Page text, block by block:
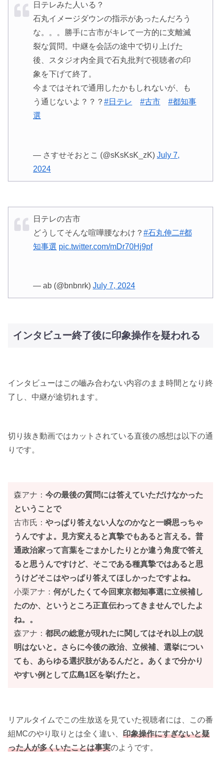
日テレみた人いる？
石丸イメージダウンの指示があったんだろう
な。。。勝手に古市がキレて一方的に支離滅
裂な質問。中継を会話の途中で切り上げた
後、スタジオ内全員で石丸批判で視聴者の印
象を下げて終了。
今まではそれで通用したかもしれないが、も
う通じないよ？？？ #日テレ #古市
#都知事
選
— さすせそおとこ (@sKsKsK_zK) July 7,
2024
日テレの古市
どうしてそんな喧嘩腰なわけ？ #石丸伸二#都
知事選 pic.twitter.com/mDr70Hj9pf
— ab (@bnbnrk) July 7, 2024
インタビュー終了後に印象操作を疑われる
インタビューはこの嚙み合わない内容のまま時間となり終
了し、中継が途切れます。
切り抜き動画ではカットされている直後の感想は以下の通
りです。
森アナ： 今の最後の質問には答えていただけなかった
ということで
古市氏： やっぱり答えない人なのかなと一瞬思っちゃ
うんですよ。見方変えると真摯でもあると言える。普
通政治家って言葉をごまかしたりとか違う角度で答え
ると思うんですけど、そこである種真摯ではあると思
うけどそこはやっぱり答えてほしかったですよね。
小栗アナ： 何がしたくて今回東京都知事選に立候補し
たのか、というところ正直伝わってきませんでしたよ
ね。。
森アナ： 都民の総意が現れたに関してはそれ以上の説
明はないと。さらに今後の政治、立候補、選挙につい
ても、あらゆる選択肢があるんだと。あくまで分かり
やすい例として広島1区を挙げたと。
リアルタイムでこの生放送を見ていた視聴者には、この番
組MCのやり取りとは全く違い、 印象操作にすぎないと疑
った人が多くいたことは事実のようです。